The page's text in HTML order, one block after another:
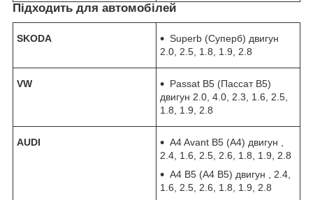
Підходить для автомобілей
SKODA
Superb (Суперб) двигун
2.0, 2.5, 1.8, 1.9, 2.8
VW
Passat B5 (Пассат В5)
двигун 2.0, 4.0, 2.3, 1.6, 2.5,
1.8, 1.9, 2.8
AUDI
A4 Avant B5 (А4) двигун ,
2.4, 1.6, 2.5, 2.6, 1.8, 1.9, 2.8
A4 B5 (А4 В5) двигун , 2.4,
1.6, 2.5, 2.6, 1.8, 1.9, 2.8